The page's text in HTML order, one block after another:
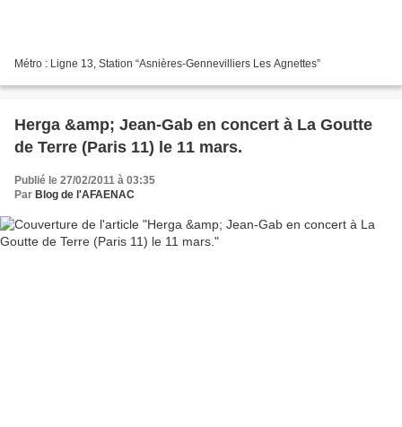
Métro : Ligne 13, Station “Asnières-Gennevilliers Les Agnettes”
Herga &amp; Jean-Gab en concert à La Goutte
de Terre (Paris 11) le 11 mars.
Publié le 27/02/2011 à 03:35
Par Blog de l'AFAENAC